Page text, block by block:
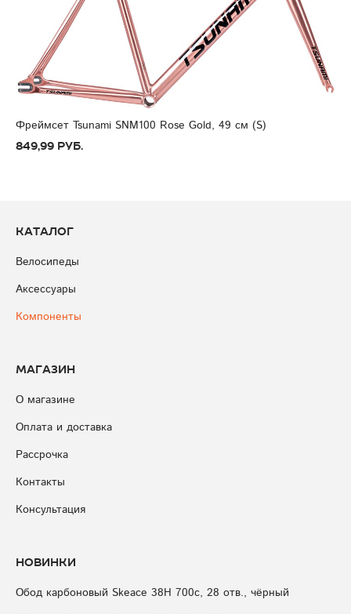
Фреймсет Tsunami SNM100 Rose Gold, 49 см (S)
849,99 руб.
Каталог
Велосипеды
Аксессуары
Компоненты
Магазин
О магазине
Оплата и доставка
Рассрочка
Контакты
Консультация
Новинки
Обод карбоновый Skeace 38H 700с, 28 отв., чёрный